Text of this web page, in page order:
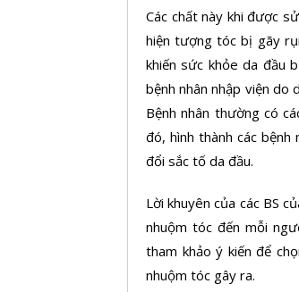
Các chất này khi được
hiện tượng tóc bị gãy
khiến sức khỏe da đầu
bệnh nhân nhập viện do
Bệnh nhân thường có
đó, hình thành các
đổi sắc tố da đầu.
Lời khuyên của các BS
nhuộm tóc đến mỗi
tham khảo ý kiến để
nhuộm tóc gây ra.